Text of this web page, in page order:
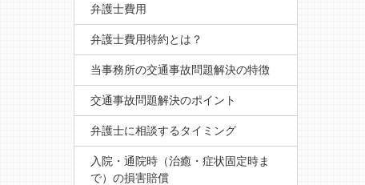
弁護士費用
弁護士費用特約とは？
当事務所の交通事故問題解決の特徴
交通事故問題解決のポイント
弁護士に相談するタイミング
入院・通院時（治癒・症状固定時ま
で）の損害賠償